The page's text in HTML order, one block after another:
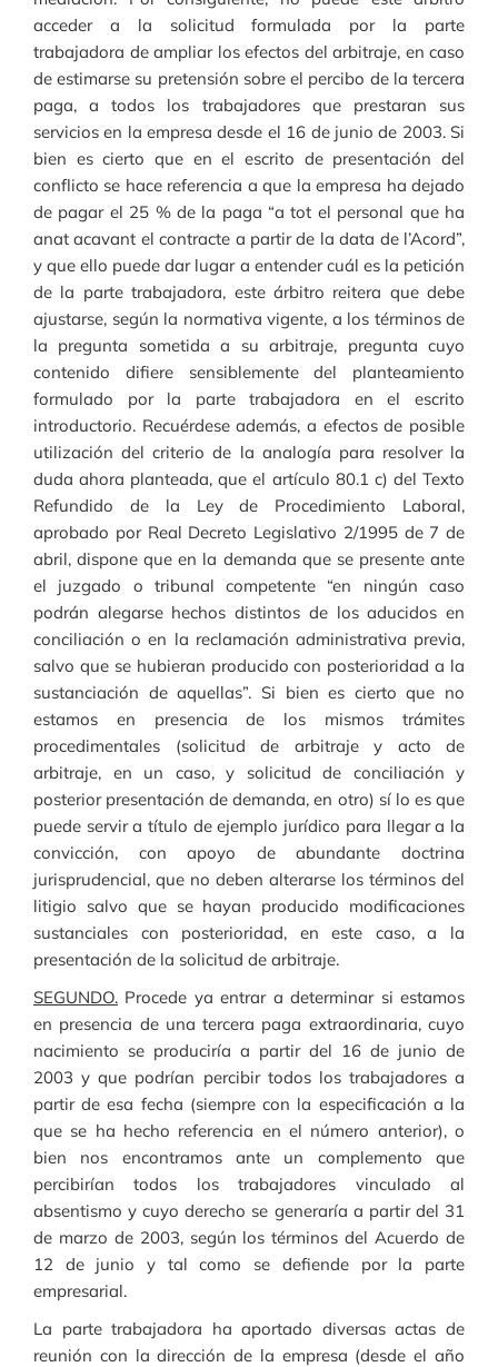
acceder a la solicitud formulada por la parte
trabajadora de ampliar los efectos del arbitraje, en caso
de estimarse su pretensión sobre el percibo de la tercera
paga, a todos los trabajadores que prestaran sus
servicios en la empresa desde el 16 de junio de 2003. Si
bien es cierto que en el escrito de presentación del
conflicto se hace referencia a que la empresa ha dejado
de pagar el 25 % de la paga “a tot el personal que ha
anat acavant el contracte a partir de la data de l’Acord”,
y que ello puede dar lugar a entender cuál es la petición
de la parte trabajadora, este árbitro reitera que debe
ajustarse, según la normativa vigente, a los términos de
la pregunta sometida a su arbitraje, pregunta cuyo
contenido difiere sensiblemente del planteamiento
formulado por la parte trabajadora en el escrito
introductorio. Recuérdese además, a efectos de posible
utilización del criterio de la analogía para resolver la
duda ahora planteada, que el artículo 80.1 c) del Texto
Refundido de la Ley de Procedimiento Laboral,
aprobado por Real Decreto Legislativo 2/1995 de 7 de
abril, dispone que en la demanda que se presente ante
el juzgado o tribunal competente “en ningún caso
podrán alegarse hechos distintos de los aducidos en
conciliación o en la reclamación administrativa previa,
salvo que se hubieran producido con posterioridad a la
sustanciación de aquellas”. Si bien es cierto que no
estamos en presencia de los mismos trámites
procedimentales (solicitud de arbitraje y acto de
arbitraje, en un caso, y solicitud de conciliación y
posterior presentación de demanda, en otro) sí lo es que
puede servir a título de ejemplo jurídico para llegar a la
convicción, con apoyo de abundante doctrina
jurisprudencial, que no deben alterarse los términos del
litigio salvo que se hayan producido modificaciones
sustanciales con posterioridad, en este caso, a la
presentación de la solicitud de arbitraje.
SEGUNDO. Procede ya entrar a determinar si estamos
en presencia de una tercera paga extraordinaria, cuyo
nacimiento se produciría a partir del 16 de junio de
2003 y que podrían percibir todos los trabajadores a
partir de esa fecha (siempre con la especificación a la
que se ha hecho referencia en el número anterior), o
bien nos encontramos ante un complemento que
percibirían todos los trabajadores vinculado al
absentismo y cuyo derecho se generaría a partir del 31
de marzo de 2003, según los términos del Acuerdo de
12 de junio y tal como se defiende por la parte
empresarial.
La parte trabajadora ha aportado diversas actas de
reunión con la dirección de la empresa (desde el año